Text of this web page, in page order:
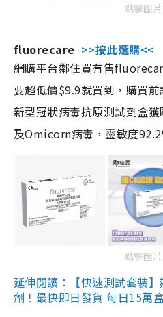
點擊圖
fluorecare >>按此選購<<
網購平台鄰住買有售
要超低價$9.9就買到，購買
新型冠狀病毒抗原測試劑盒
及Omicorn病毒，靈敏度
點擊圖
延伸閱讀：【快速測試套裝
劑！最快即日發貨 每日15萬